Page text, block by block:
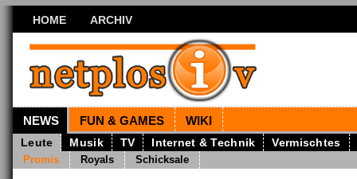
HOME ARCHIV
NEWS FUN & GAMES WIKI
Leute Musik TV Internet & Technik Vermischtes
Promis Royals Schicksale